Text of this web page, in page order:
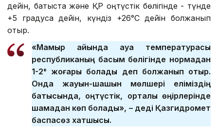
дейін, батыста және ҚР оңтүстік бөлігінде - түнде
+5 градусқа дейін, күндіз +26°C дейін болжанып
отыр.
«Мамыр айында ауа температурасы
республиканың басым бөлігінде нормадан
1-2° жоғары болады деп болжанып отыр.
Онда жауын-шашын мөлшері еліміздің
батысында, оңтүстік, орталық өңірлерінде
шамадан көп болады», – деді Қазгидромет
баспасөз хатшысы.